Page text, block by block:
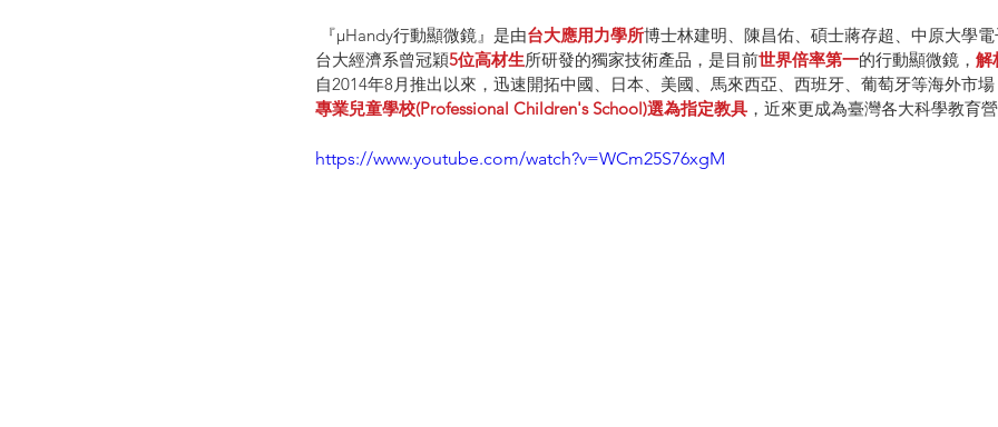
『µHandy行動顯微鏡』是由台大應用力學所博士林建明、陳昌佑、碩士蔣存超、中原大學電
台大經濟系曾冠穎5位高材生所研發的獨家技術產品，是目前世界倍率第一的行動顯微鏡， 解
自2014年8月推出以來，迅速開拓中國、日本、美國、馬來西亞、西班牙、葡萄牙等海外市
專業兒童學校(Professional Children's School)選為指定教具 ，近來更成為臺灣各大科學教育
https://www.youtube.com/watch?v=WCm25S76xgM